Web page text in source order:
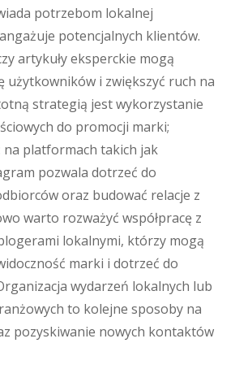
potrzebom lokalnej
potencjalnych klientów.
artykuły eksperckie mogą
użytkowników i zwiększyć ruch na
strategią jest wykorzystanie
do promocji marki;
platformach takich jak
pozwala dotrzeć do
oraz budować relacje z
warto rozważyć współpracę z
lokalnymi, którzy mogą
marki i dotrzeć do
wydarzeń lokalnych lub
to kolejne sposoby na
pozyskiwanie nowych kontaktów